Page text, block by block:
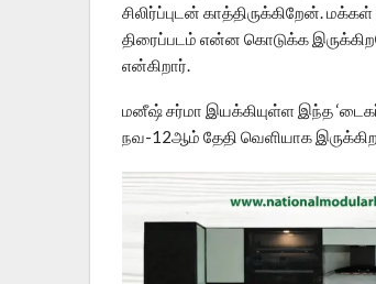
சிலிர்ப்புடன் காத்திருக்கிறேன்.
திரைப்படம் என்ன கொடுக்க
என்கிறார்.
மனீஷ் சர்மா இயக்கியுள்ள இந்த ‘டைகர்
நவ-12ஆம் தேதி வெளியாக